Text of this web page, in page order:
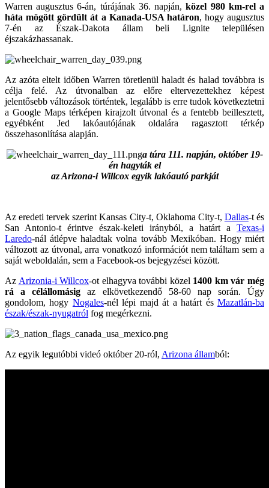
Warren augusztus 6-án, túrájának 36. napján,közel 980 km-rel a
háta mögött gördült át a Kanada-USA határon, hogy augusztus
7-én az Észak-Dakota állam beli Lignite településen
éjszakázhassanak.
Az azóta eltelt időben Warren töretlenül haladt és halad továbbra is
célja felé. Az útvonalban az előre eltervezettekhez képest
jelentősebb változások történtek, legalább is erre tudok következtetni
a Google Maps térképen kirajzolt útvonal és a fentebb beillesztett,
egyébként Jed lakóautójának oldalára ragasztott térkép
összehasonlítása alapján.
a túra 111. napján, október 19-
én hagyták el
az Arizona-i Willcox egyik lakóautó parkját
Az eredeti tervek szerint Kansas City-t, Oklahoma City-t, Dallas-t és
San Antonio-t érintve észak-keleti irányból, a határt a Texas-i
Laredo-nál átlépve haladtak volna tovább Mexikóban. Hogy miért
változott az útvonal, arra vonatkozó információt nem találtam sem a
saját weboldalán, sem a Facebook-os bejegyzései között.
Az Arizonia-i Willcox-ot elhagyva további közel 1400 km vár még
rá a célállomásig az elkövetkezendő 58-60 nap során. Úgy
gondolom, hogy Nogales-nél lépi majd át a határt ésMazatlán-ba
észak/észak-nyugatról fog megérkezni.
Az egyik legutóbbi videó október 20-ról, Arizona államból: